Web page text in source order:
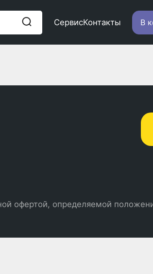
СервисКонтакты В
офертой, определяемой